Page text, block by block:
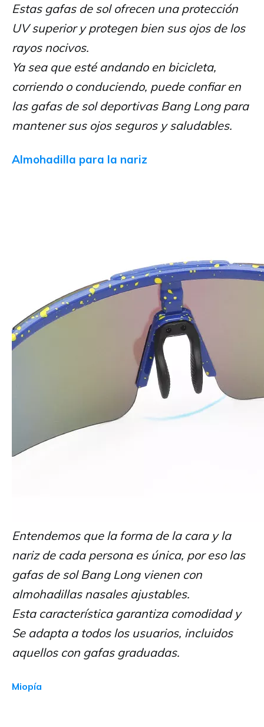
Estas gafas de sol ofrecen una protección
UV superior y protegen bien sus ojos de los
rayos nocivos.
Ya sea que esté andando en bicicleta,
corriendo o conduciendo, puede confiar en
las gafas de sol deportivas Bang Long para
mantener sus ojos seguros y saludables.
Almohadilla para la nariz
Entendemos que la forma de la cara y la
nariz de cada persona es única, por eso las
gafas de sol Bang Long vienen con
almohadillas nasales ajustables.
Esta característica garantiza comodidad y
Se adapta a todos los usuarios, incluidos
aquellos con gafas graduadas.
Miopía